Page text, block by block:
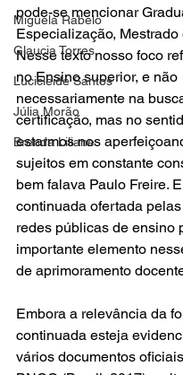
Miguela Rabelo
Glaucia Torres
Lucicleide Santos
Júlia Morão
Brenda Liliane
pode-se mencionar
Especialização, Mestrado
Nesse texto nosso foco
no Ensino superior, e não
necessariamente na
certificação, mas no
estarmos nos
sujeitos em constante
bem falava Paulo Freire.
continuada ofertada
redes públicas de ensino
importante elemento
de aprimoramento
Embora a relevância da
continuada esteja
vários documentos